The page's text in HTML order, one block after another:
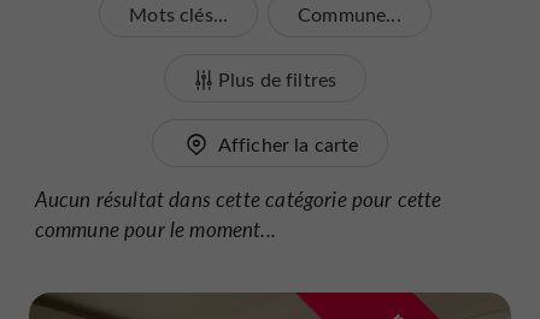
Mots clés... Commune...
Plus de filtres
Afficher la carte
Aucun résultat dans cette catégorie pour cette
commune pour le moment...